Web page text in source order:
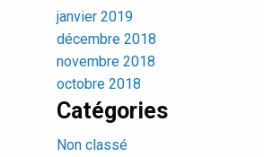
janvier 2019
décembre 2018
novembre 2018
octobre 2018
Catégories
Non classé